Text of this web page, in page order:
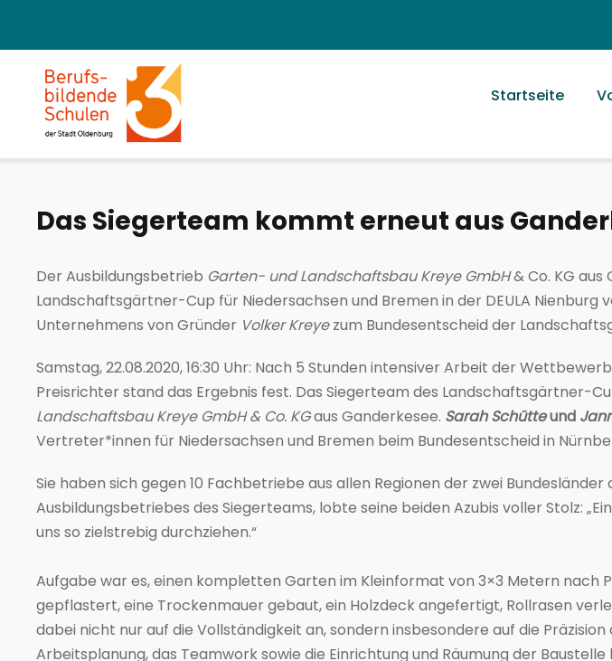
Startseite
Das Siegerteam kommt erneut aus
Der Ausbildungsbetrieb Garten- und Landschaftsbau Kreye GmbH& Co. KG aus
Landschaftsgärtner-Cup für Niedersachsen und Bremen in der DEULA Nienburg
Unternehmens von Gründer Volker Kreyezum Bundesentscheid der
Samstag, 22.08.2020, 16:30 Uhr: Nach 5 Stunden intensiver Arbeit der
Preisrichter stand das Ergebnis fest. Das Siegerteam des Landschaftsgärtner-
Landschaftsbau Kreye GmbH & Co. KGaus Ganderkesee. Sarah Schütteund
Vertreter*innen für Niedersachsen und Bremen beim Bundesentscheid in
Sie haben sich gegen 10 Fachbetriebe aus allen Regionen der zwei
Ausbildungsbetriebes des Siegerteams, lobte seine beiden Azubis voller Stolz:
uns so zielstrebig durchziehen.“
Aufgabe war es, einen kompletten Garten im Kleinformat von 3×3 Metern nach
gepflastert, eine Trockenmauer gebaut, ein Holzdeck angefertigt, Rollrasen
dabei nicht nur auf die Vollständigkeit an, sondern insbesondere auf die
Arbeitsplanung, das Teamwork sowie die Einrichtung und Räumung der